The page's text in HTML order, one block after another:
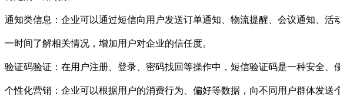
通知类信息：企业可以通过短信向用户发送订单通知、物流提醒、会议通知、
一时间了解相关情况，增加用户对企业的信任度。
验证码验证：在用户注册、登录、密码找回等操作中，短信验证码是一种安全
个性化营销：企业可以根据用户的消费行为、偏好等数据，向不同用户群体发